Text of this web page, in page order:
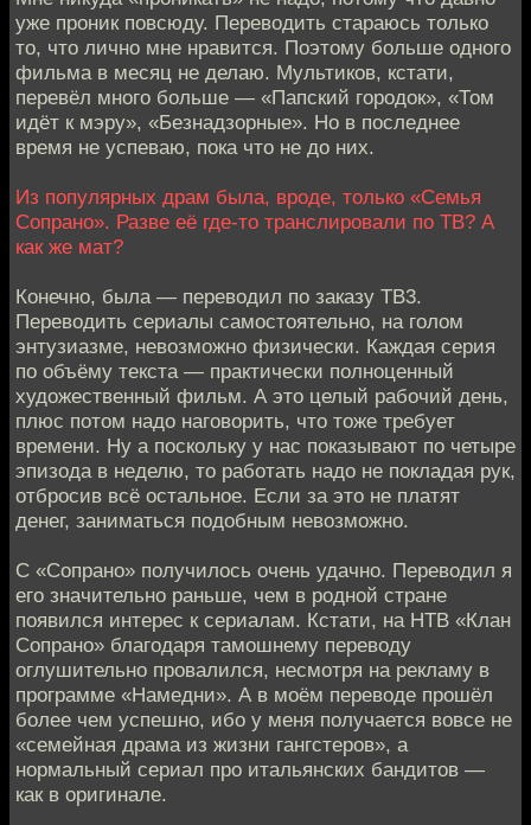
уже проник повсюду. Переводить стараюсь только
то, что лично мне нравится. Поэтому больше одного
фильма в месяц не делаю. Мультиков, кстати,
перевёл много больше — «Папский городок», «Том
идёт к мэру», «Безнадзорные». Но в последнее
время не успеваю, пока что не до них.
Из популярных драм была, вроде, только «Семья
Сопрано». Разве её где-то транслировали по ТВ? А
как же мат?
Конечно, была — переводил по заказу ТВ3.
Переводить сериалы самостоятельно, на голом
энтузиазме, невозможно физически. Каждая серия
по объёму текста — практически полноценный
художественный фильм. А это целый рабочий день,
плюс потом надо наговорить, что тоже требует
времени. Ну а поскольку у нас показывают по четыре
эпизода в неделю, то работать надо не покладая рук,
отбросив всё остальное. Если за это не платят
денег, заниматься подобным невозможно.
С «Сопрано» получилось очень удачно. Переводил я
его значительно раньше, чем в родной стране
появился интерес к сериалам. Кстати, на НТВ «Клан
Сопрано» благодаря тамошнему переводу
оглушительно провалился, несмотря на рекламу в
программе «Намедни». А в моём переводе прошёл
более чем успешно, ибо у меня получается вовсе не
«семейная драма из жизни гангстеров», а
нормальный сериал про итальянских бандитов —
как в оригинале.